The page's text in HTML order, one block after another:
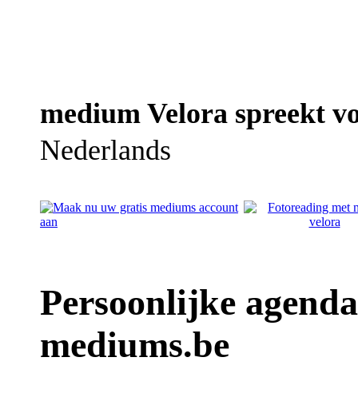
medium Velora spreekt
Nederlands
Persoonlijke
mediums.be